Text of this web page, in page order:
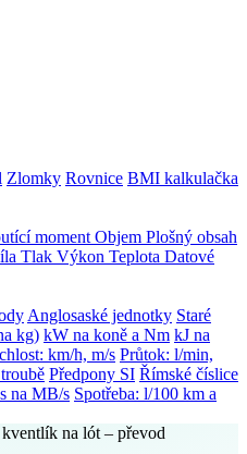
Zlomky Rovnice BMI kalkulačka
moment Objem Plošný obsah
Tlak Výkon Teplota Datové
Anglosaské jednotky Staré
kg) kW na koně a Nm kJ na
km/h, m/s Průtok: l/min,
Předpony SI Římské číslice
na MB/s Spotřeba: l/100 km a
kventlík na lót – převod